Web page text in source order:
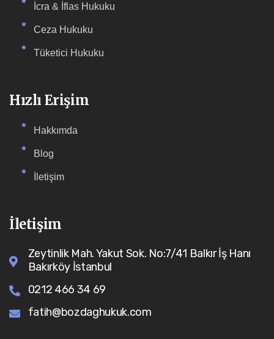
İcra & İflas Hukuku
Ceza Hukuku
Tüketici Hukuku
Hızlı Erişim
Hakkımda
Blog
İletişim
İletişim
Zeytinlik Mah. Yakut Sok. No:7/41 Balkır İş Hanı
Bakırköy İstanbul
0212 466 34 69
fatih@bozdaghukuk.com